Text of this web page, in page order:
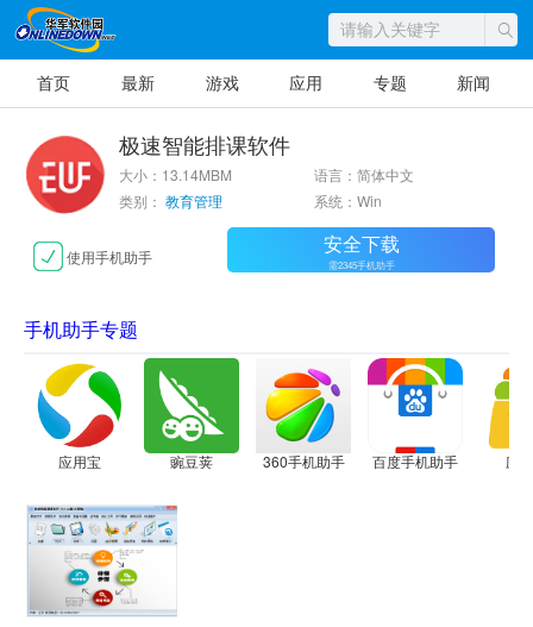
首页 最新 游戏 应用 专题 新闻
极速智能排课软件
大小：13.14MBM
语言：简体中文
类别： 教育管理 系统：Win
使用手机助手 安全下载
需2345手机助手
手机助手专题
应用宝 豌豆荚 360手机助手 百度手机助手 应